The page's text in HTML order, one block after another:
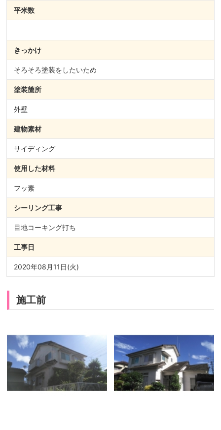
平米数
きっかけ
そろそろ塗装をしたいため
塗装箇所
外壁
建物素材
サイディング
使用した材料
フッ素
シーリング工事
目地コーキング打ち
工事日
2020年08月11日(火)
施工前